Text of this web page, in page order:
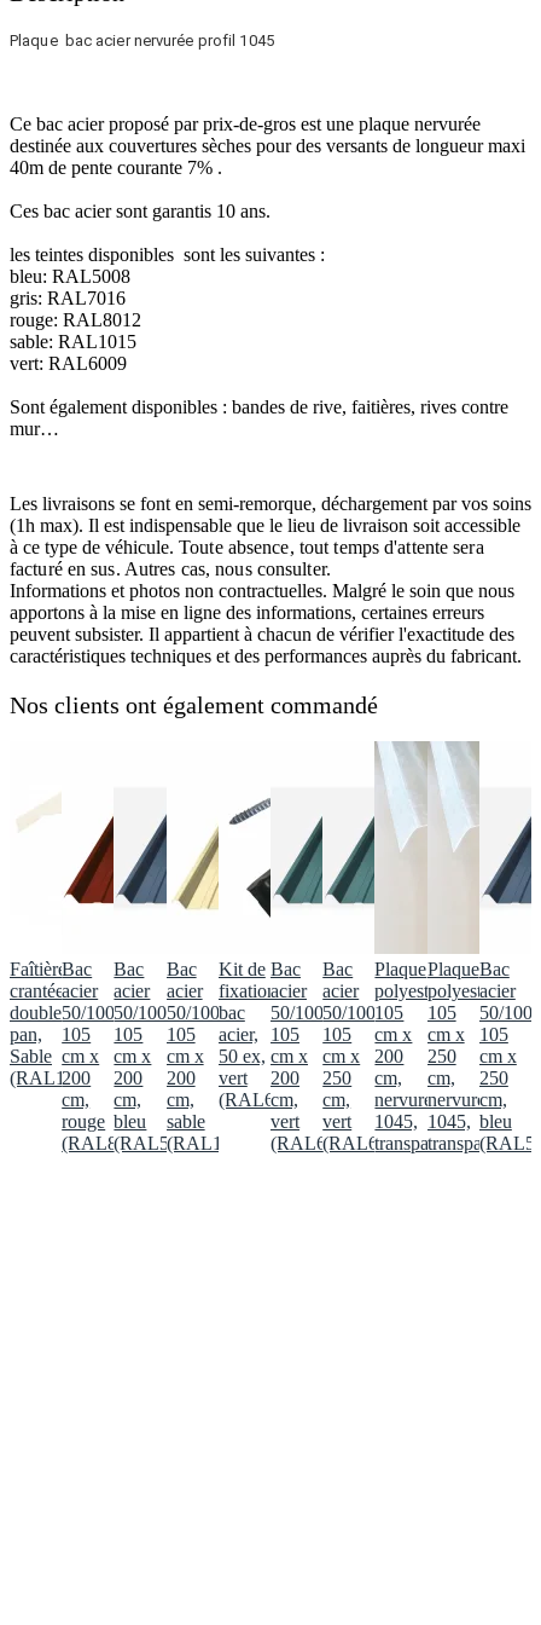
Plaque bac acier nervurée profil 1045
Ce bac acier proposé par prix-de-gros est une plaque nervurée
destinée aux couvertures sèches pour des versants de longueur maxi
40m de pente courante 7% .
Ces bac acier sont garantis 10 ans.
les teintes disponibles sont les suivantes :
bleu: RAL5008
gris: RAL7016
rouge: RAL8012
sable: RAL1015
vert: RAL6009
Sont également disponibles : bandes de rive, faitières, rives contre
mur…
Les livraisons se font en semi-remorque, déchargement par vos soins
(1h max). Il est indispensable que le lieu de livraison soit accessible
à ce type de véhicule. Toute absence, tout temps d'attente sera
facturé en sus. Autres cas, nous consulter.
Informations et photos non contractuelles. Malgré le soin que nous
apportons à la mise en ligne des informations, certaines erreurs
peuvent subsister. Il appartient à chacun de vérifier l'exactitude des
caractéristiques techniques et des performances auprès du fabricant.
Nos clients ont également commandé
Faîtière
crantée
double
pan,
Sable
(RAL1015)
Bac
acier
50/100
105
cm x
200
cm,
rouge
(RAL8012)
Bac
acier
50/100
105
cm x
200
cm,
bleu
(RAL5008)
Bac
acier
50/100
105
cm x
200
cm,
sable
(RAL1015)
Kit de
fixation
bac
acier,
50 ex,
vert
(RAL6009)
Bac
acier
50/100
105
cm x
200
cm,
vert
(RAL6009)
Bac
acier
50/100
105
cm x
250
cm,
vert
(RAL6009)
Plaque
polyester
105
cm x
200
cm,
nervurée
1045,
transparente
Plaque
polyester
105
cm x
250
cm,
nervurée
1045,
transparente
Bac
acier
50/100
105
cm x
250
cm,
bleu